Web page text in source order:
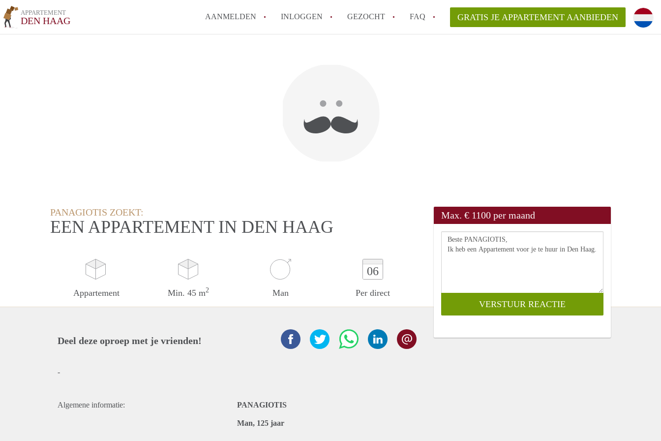
APPARTEMENT
DEN HAAG AANMELDEN INLOGGEN GEZOCHT FAQ
Wat is de privacyverklaring van Appartement-DenHaag?
Berekent Appartement-DenHaag
makelaarsvergoeding/bemiddelingsvergoeding?
GRATIS JE APPARTEMENT AANBIEDEN
PANAGIOTIS ZOEKT:
EEN APPARTEMENT IN DEN HAAG
Appartement Min. 45 m2 Man
06
Per direct
Max. € 1100 per maand
Deel deze oproep met je vrienden!
-
Algemene informatie: PANAGIOTIS
Man, 125 jaar